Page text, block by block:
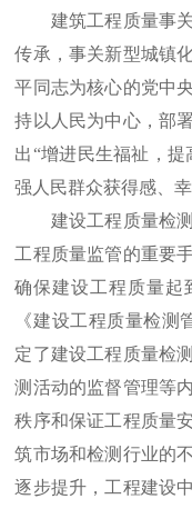
建筑工程质量事关
传承，事关新型城镇
平同志为核心的党中
持以人民为中心，部
出“增进民生福祉，
强人民群众获得感、
建设工程质量检测
工程质量监管的重要
确保建设工程质量起
《建设工程质量检测
定了建设工程质量检
测活动的监督管理等
秩序和保证工程质量
筑市场和检测行业的
逐步提升，工程建设